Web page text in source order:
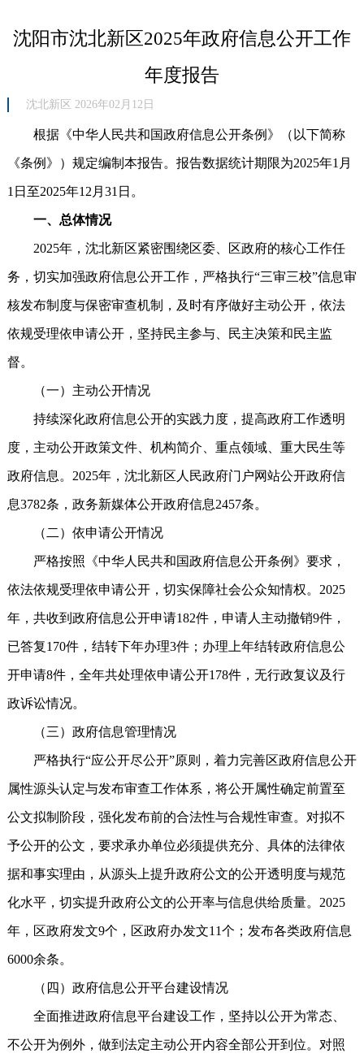
沈阳市沈北新区2025年政府信息公开工作
年度报告
沈北新区 2026年02月12日
根据《中华人民共和国政府信息公开条例》（以下简称
《条例》）规定编制本报告。报告数据统计期限为2025年1月
1日至2025年12月31日。
一、总体情况
2025年，沈北新区紧密围绕区委、区政府的核心工作任
务，切实加强政府信息公开工作，严格执行“三审三校”信息审
核发布制度与保密审查机制，及时有序做好主动公开，依法
依规受理依申请公开，坚持民主参与、民主决策和民主监
督。
（一）主动公开情况
持续深化政府信息公开的实践力度，提高政府工作透明
度，主动公开政策文件、机构简介、重点领域、重大民生等
政府信息。2025年，沈北新区人民政府门户网站公开政府信
息3782条，政务新媒体公开政府信息2457条。
（二）依申请公开情况
严格按照《中华人民共和国政府信息公开条例》要求，
依法依规受理依申请公开，切实保障社会公众知情权。2025
年，共收到政府信息公开申请182件，申请人主动撤销9件，
已答复170件，结转下年办理3件；办理上年结转政府信息公
开申请8件，全年共处理依申请公开178件，无行政复议及行
政诉讼情况。
（三）政府信息管理情况
严格执行“应公开尽公开”原则，着力完善区政府信息公开
属性源头认定与发布审查工作体系，将公开属性确定前置至
公文拟制阶段，强化发布前的合法性与合规性审查。对拟不
予公开的公文，要求承办单位必须提供充分、具体的法律依
据和事实理由，从源头上提升政府公文的公开透明度与规范
化水平，切实提升政府公文的公开率与信息供给质量。2025
年，区政府发文9个，区政府办发文11个；发布各类政府信息
6000余条。
（四）政府信息公开平台建设情况
全面推进政府信息平台建设工作，坚持以公开为常态、
不公开为例外，做到法定主动公开内容全部公开到位。对照